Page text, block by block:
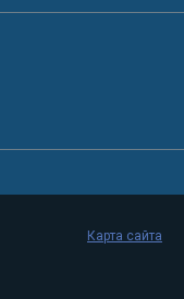
Карта сайта